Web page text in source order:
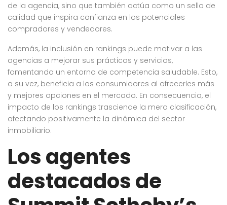
de la agencia, sino que también actúa como un sello de
calidad que inspira confianza en los potenciales
compradores y vendedores.
Además, la inclusión en rankings puede motivar a las
agencias a mejorar sus prácticas y servicios,
fomentando un entorno de competencia saludable. Esto,
a su vez, beneficia a los consumidores al ofrecerles más
y mejores opciones en el mercado. En consecuencia, el
impacto de los rankings trasciende la mera clasificación,
afectando positivamente la dinámica del sector
inmobiliario.
Los agentes
destacados de